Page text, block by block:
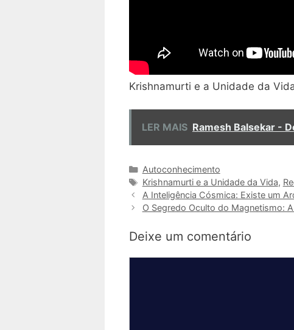
Krishnamurti e a Unidade da
LER MAIS Ramesh Balsekar -
Categorias
Autoconhecimento
Tags
Krishnamurti e a Unidade da Vida,
A Inteligência Cósmica: Existe um
O Segredo Oculto do Magnetismo:
Deixe um comentário